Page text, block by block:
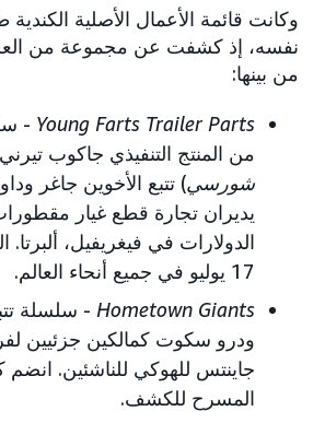
وكانت قائمة الأعمال الأصلية الكندية
نفسه، إذ كشفت عن مجموعة من
من بينها:
Young Farts Trailer Parts
-
من المنتج التنفيذي جاكوب
شورسي) تتبع الأخوين جاغر
يديران تجارة قطع غيار
الدولارات في فيغريفيل،
17 يوليو في جميع أنحاء العالم.
Hometown Giants - سلسلة
ودرو سكوت كمالكين جزئيين
جاينتس للهوكي للناشئين. انضم
المسرح للكشف.